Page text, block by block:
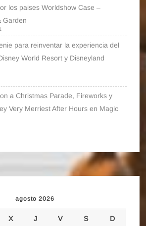
los paises Worldshow Case –
Garden
para reinventar la experiencia del
World Resort y Disneyland
a Christmas Parade, Fireworks y
Very Merriest After Hours en Magic
agosto 2026
X J V S D